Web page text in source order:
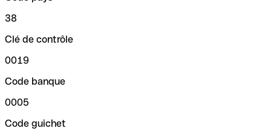
38
Clé de contrôle
0019
Code banque
0005
Code guichet